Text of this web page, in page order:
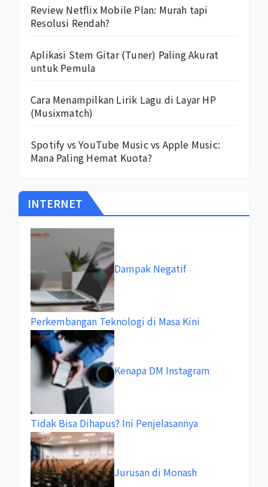
Review Netflix Mobile Plan: Murah tapi
Resolusi Rendah?
Aplikasi Stem Gitar (Tuner) Paling Akurat
untuk Pemula
Cara Menampilkan Lirik Lagu di Layar HP
(Musixmatch)
Spotify vs YouTube Music vs Apple Music:
Mana Paling Hemat Kuota?
INTERNET
Dampak Negatif
Perkembangan Teknologi di Masa Kini
Kenapa DM Instagram
Tidak Bisa Dihapus? Ini Penjelasannya
Jurusan di Monash